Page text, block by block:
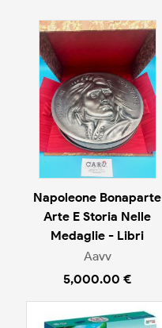
Napoleone Bonaparte
Arte E Storia Nelle
Medaglie - Libri
Aavv
5,000.00 €